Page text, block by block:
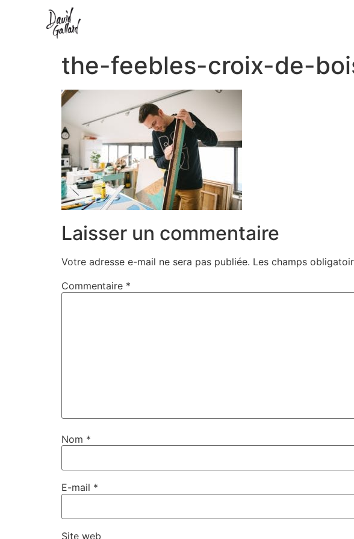
the-feebles-croix-de-
Laisser un commentaire
Votre adresse e-mail ne sera pas publiée. Les champs
Commentaire *
Nom *
E-mail *
Site web